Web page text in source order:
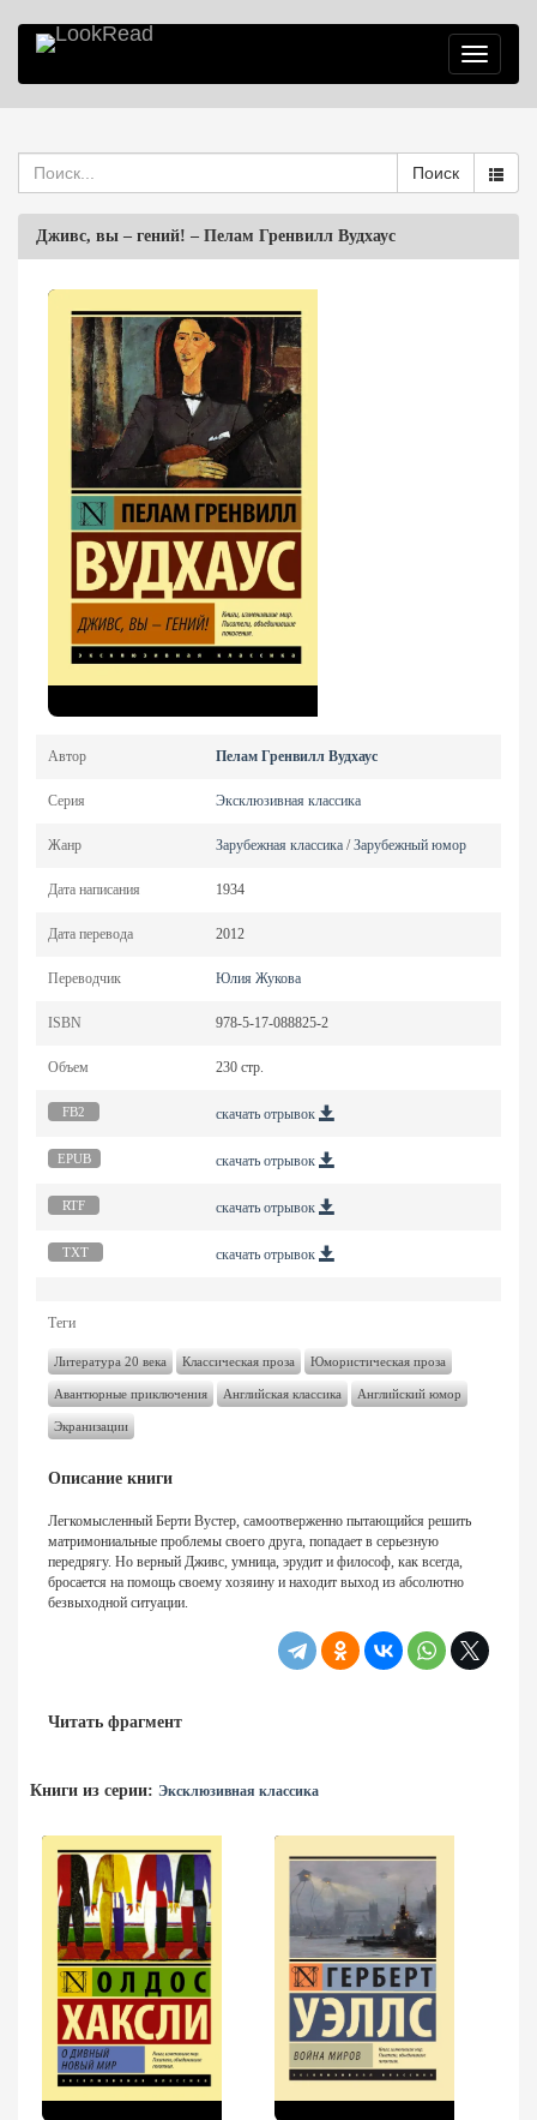
Toggle
Поиск
Дживс, вы – гений! – Пелам Гренвилл Вудхаус
Автор Пелам Гренвилл Вудхаус
Серия Эксклюзивная классика
Жанр Зарубежная классика /Зарубежный юмор
Дата написания 1934
Дата перевода 2012
Переводчик Юлия Жукова
ISBN 978-5-17-088825-2
Объем 230 стр.
FB2 скачать отрывок
EPUB скачать отрывок
RTF скачать отрывок
TXT скачать отрывок
Теги
Литература 20 века Классическая проза Юмористическая проза
Авантюрные приключения Английская классика Английский юмор
Экранизации
Описание книги
Легкомысленный Берти Вустер, самоотверженно пытающийся решить
матримониальные проблемы своего друга, попадает в серьезную
передрягу. Но верный Дживс, умница, эрудит и философ, как всегда,
бросается на помощь своему хозяину и находит выход из абсолютно
безвыходной ситуации.
Читать фрагмент
Книги из серии: Эксклюзивная классика
Тирания бабочки